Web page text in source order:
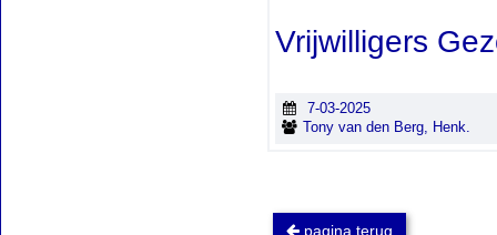
Vrijwilligers
7-03-2025
Tony van den Berg, Henk.
pagina terug